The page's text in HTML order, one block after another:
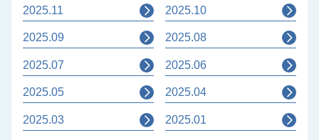
2025.11 2025.10
2025.09 2025.08
2025.07 2025.06
2025.05 2025.04
2025.03 2025.01